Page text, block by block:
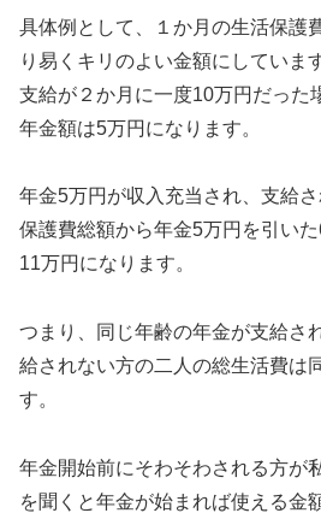
具体例として、１か月の生活保護
り易くキリのよい金額にしていま
支給が２か月に一度10万円だった
年金額は5万円になります。
年金5万円が収入充当され、支給
保護費総額から年金5万円を引い
11万円になります。
つまり、同じ年齢の年金が支給さ
給されない方の二人の総生活費は
す。
年金開始前にそわそわされる方が
を聞くと年金が始まれば使える金